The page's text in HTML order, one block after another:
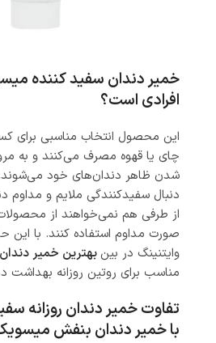
خمیر دندان سفید کننده
افرادی است؟
این محصول انتخاب مناسبی برای
چای یا قهوه مصرف می‌کنند و به
شدن ظاهر دندان‌های خود
دنبال سفیدکنندگی ملایم و مداوم
از طرفی هم نمی‌خواهند از
صورت مداوم استفاده کنند. با این
وایتنینگ در بینبهترین خمیر
مناسب برای روتین روزانه
تفاوت خمیر دندان روزانه
با خمیر دندان بنفش